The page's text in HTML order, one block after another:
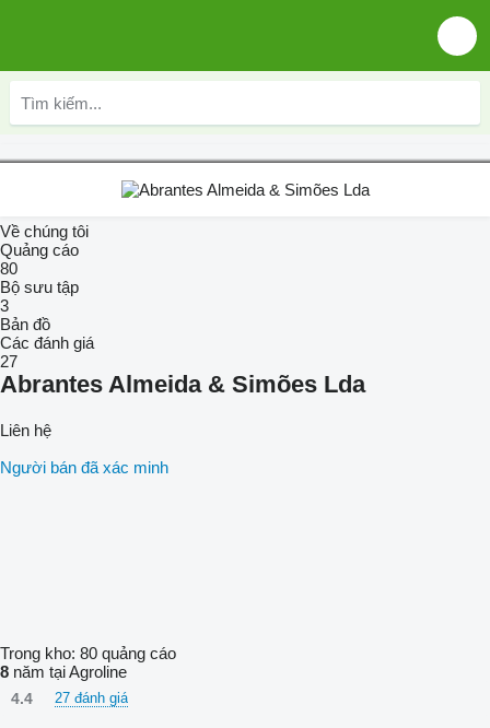
Về chúng tôi
Quảng cáo
80
Bộ sưu tập
3
Bản đồ
Các đánh giá
27
Abrantes Almeida & Simões Lda
Liên hệ
Người bán đã xác minh
Trong kho: 80 quảng cáo
8 năm tại Agroline
4.4 27 đánh giá